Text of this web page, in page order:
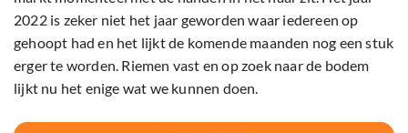
2022 is zeker niet het jaar geworden waar iedereen op
gehoopt had en het lijkt de komende maanden nog een stuk
erger te worden. Riemen vast en op zoek naar de bodem
lijkt nu het enige wat we kunnen doen.